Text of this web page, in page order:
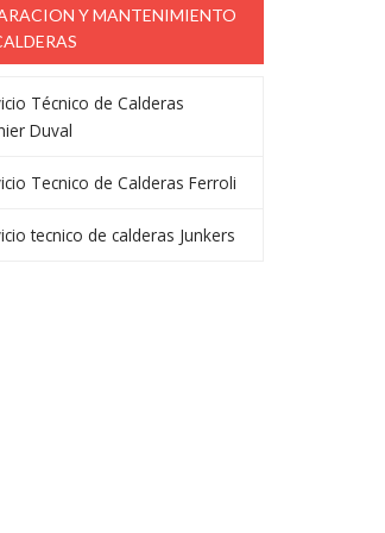
Y MANTENIMIENTO
Técnico de Calderas
Duval
Tecnico de Calderas Ferroli
tecnico de calderas Junkers